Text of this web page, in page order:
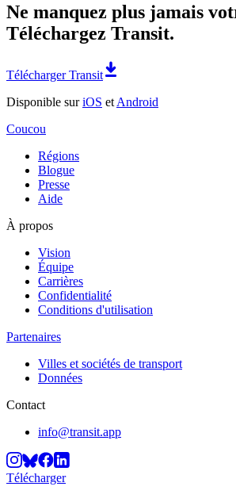
Ne manquez plus jamais
Téléchargez Transit.
Télécharger Transit
Disponible suriOS et Android
Coucou
Régions
Blogue
Presse
Aide
À propos
Vision
Équipe
Carrières
Confidentialité
Conditions d'utilisation
Partenaires
Villes et sociétés de transport
Données
Contact
info@transit.app
Télécharger